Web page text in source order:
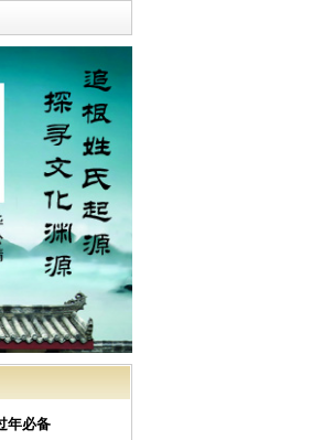
年必备